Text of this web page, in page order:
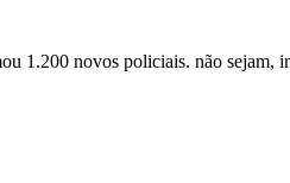
1.200 novos policiais. não sejam,